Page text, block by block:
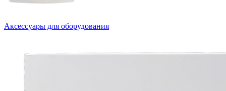
Аксессуары для оборудования